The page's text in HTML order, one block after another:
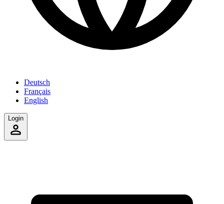
Deutsch
Français
English
Login